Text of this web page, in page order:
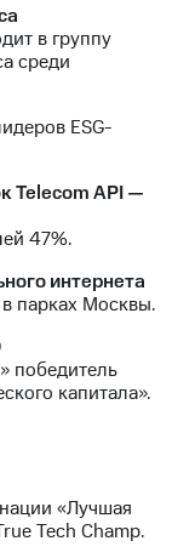
в группу
среди
ESG-
Telecom API —
47%.
интернета
парках Москвы.
победитель
капитала».
«Лучшая
Tech Champ.